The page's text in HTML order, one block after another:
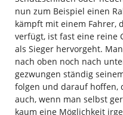
nun zum Beispiel einen
kämpft mit einem Fahrer,
verfügt, ist fast eine reine
als Sieger hervorgeht.
nach oben noch nach
gezwungen ständig
folgen und darauf hoffen,
auch, wenn man selbst
kaum eine Möglichkeit